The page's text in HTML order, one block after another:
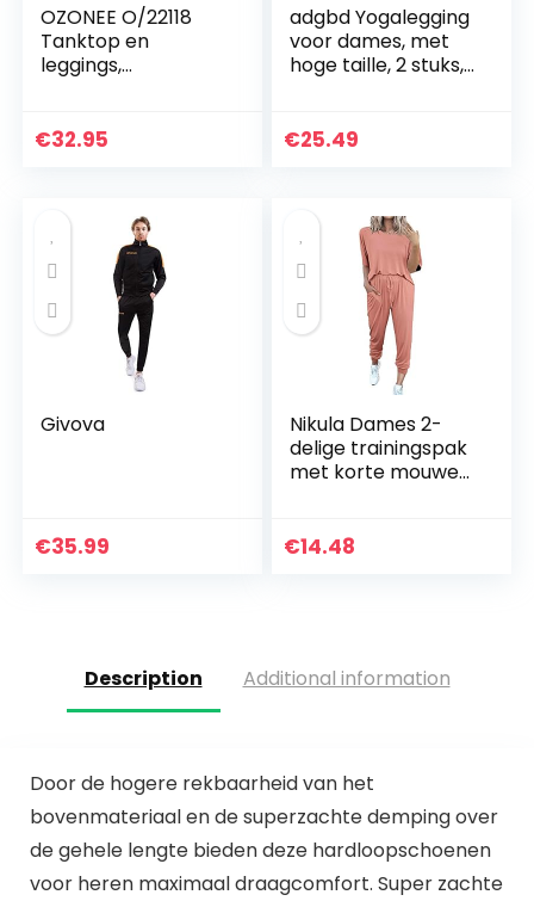
OZONEE O/22118
Tanktop en
leggings,
sportlegging,
€32.95
adgbd Yogalegging
voor dames, met
hoge taille, 2 stuks,
€25.49
Givova
€35.99
Nikula Dames 2-
delige trainingspak
met korte mouwen
Sweatshirt en
€14.48
Description Additional information
Door de hogere rekbaarheid van het
bovenmateriaal en de superzachte demping over
de gehele lengte bieden deze hardloopschoenen
voor heren maximaal draagcomfort. Super zachte